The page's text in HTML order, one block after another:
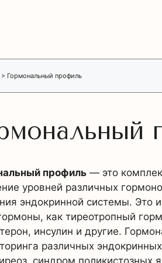
> Гормональный профиль
профиль — это
уровней различных
эндокринной системы. Это
как тиреотропный
инсулин и другие.
различных
синдром поликистозных